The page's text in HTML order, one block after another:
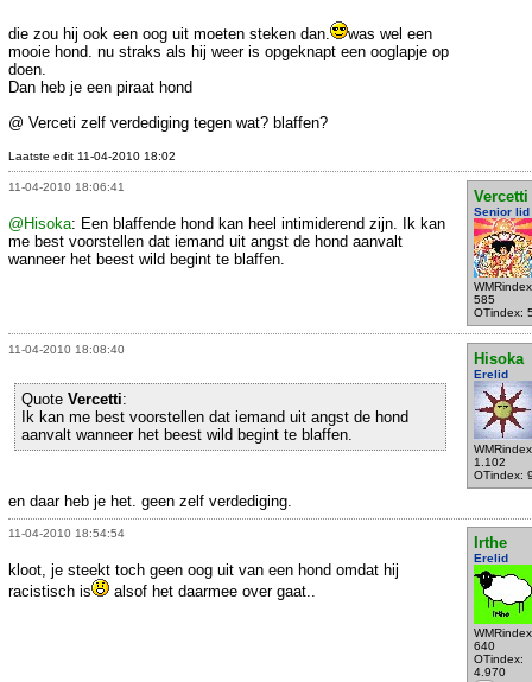
die zou hij ook een oog uit moeten steken dan.
was wel een
mooie hond. nu straks als hij weer is opgeknapt een ooglapje op
doen.
Dan heb je een piraat hond
@ Verceti zelf verdediging tegen wat? blaffen?
Laatste edit 11-04-2010 18:02
11-04-2010 18:06:41
Vercetti
Senior lid
585
OTindex:
@Hisoka: Een blaffende hond kan heel intimiderend zijn. Ik kan
me best voorstellen dat iemand uit angst de hond aanvalt
wanneer het beest wild begint te blaffen.
11-04-2010 18:08:40
Hisoka
Erelid
1.102
OTindex:
Quote Vercetti:
Ik kan me best voorstellen dat iemand uit angst de hond
aanvalt wanneer het beest wild begint te blaffen.
en daar heb je het. geen zelf verdediging.
11-04-2010 18:54:54
Irthe
Erelid
640
OTindex:
4.970
kloot, je steekt toch geen oog uit van een hond omdat hij
racistisch is
alsof het daarmee over gaat..